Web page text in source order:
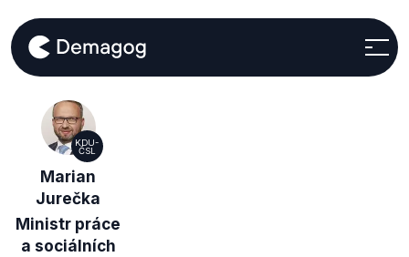
KDU-
ČSL
Marian
Jurečka
Ministr práce
a sociálních